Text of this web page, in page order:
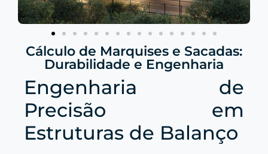
Cálculo de Marquises e Sacadas:
Durabilidade e Engenharia
Engenharia de
Precisão em
Estruturas de Balanço